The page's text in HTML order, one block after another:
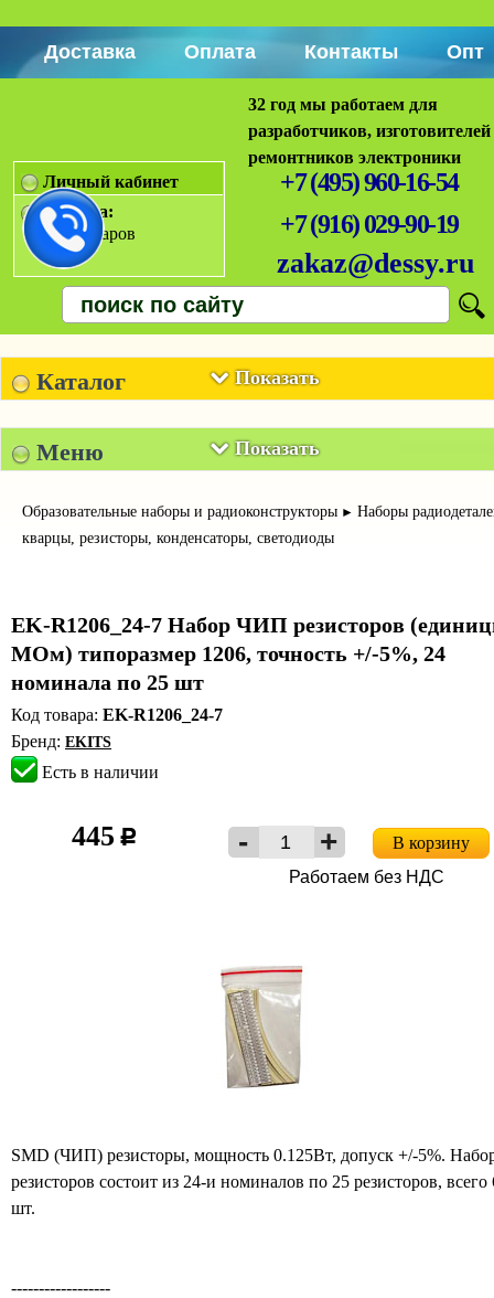
Доставка Оплата Контакты Опт
32 год мы работаем для
разработчиков,
ремонтников электроники
+7 (495) 960-16-54
+7 (916) 029-90-19
zakaz@dessy.ru
Личный кабинет
Корзина:
Нет товаров
Показать
Каталог
Показать
Меню
Образовательные наборы и радиоконструкторы ► Наборы
кварцы, резисторы, конденсаторы, светодиоды
EK-R1206_24-7 Набор ЧИП резисторов
МОм) типоразмер 1206, точность +/-5%, 24
номинала по 25 шт
Код товара: EK-R1206_24-7
Бренд: EKITS
Есть в наличии
445 c
В корзину
Работаем без НДС
SMD (ЧИП) резисторы, мощность 0.125Вт, допуск +/-5%.
резисторов состоит из 24-и номиналов по 25 резисторов, всего
шт.
------------------